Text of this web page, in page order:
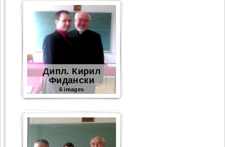
Дипл. Кирил
Фидански
6 images